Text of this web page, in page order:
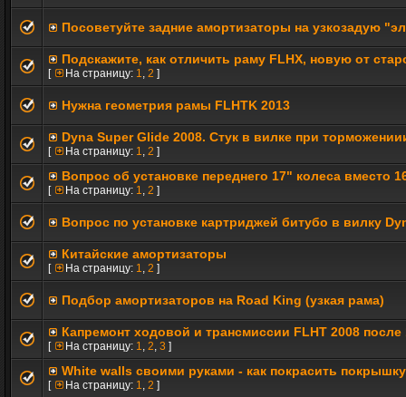
Посоветуйте задние амортизаторы на узкозадую
Подскажите, как отличить раму FLHX, новую от
[ На страницу: 1, 2 ]
Нужна геометрия рамы FLHTK 2013
Dyna Super Glide 2008. Стук в вилке при
[ На страницу: 1, 2 ]
Вопрос об установке переднего 17" колеса вместо
[ На страницу: 1, 2 ]
Вопрос по установке картриджей битубо в вилку
Китайские амортизаторы
[ На страницу: 1, 2 ]
Подбор амортизаторов на Road King (узкая рама)
Капремонт ходовой и трансмиссии FLHT 2008 после
[ На страницу: 1, 2, 3 ]
White walls своими руками - как покрасить покрышку
[ На страницу: 1, 2 ]